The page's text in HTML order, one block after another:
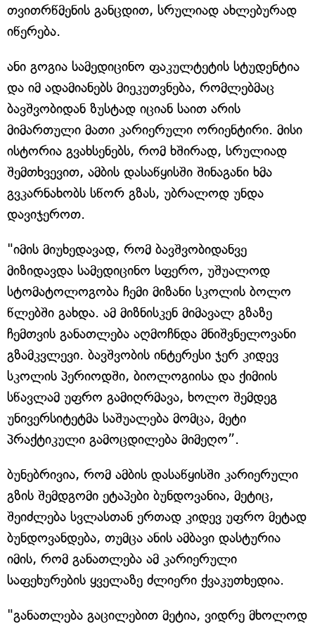
თვითრწმენის განცდით, სრულიად ახლებურად
იწერება.
ანი გოგია სამედიცინო ფაკულტეტის სტუდენტია
და იმ ადამიანებს მიეკუთვნება, რომლებმაც
ბავშვობიდან ზუსტად იციან საით არის
მიმართული მათი კარიერული ორიენტირი. მისი
ისტორია გვახსენებს, რომ ხშირად, სრულიად
შემთხვევით, ამბის დასაწყისში შინაგანი ხმა
გვკარნახობს სწორ გზას, უბრალოდ უნდა
დავიჯეროთ.
"იმის მიუხედავად, რომ ბავშვობიდანვე
მიზიდავდა სამედიცინო სფერო, უშუალოდ
სტომატოლოგობა ჩემი მიზანი სკოლის ბოლო
წლებში გახდა. ამ მიზნისკენ მიმავალ გზაზე
ჩემთვის განათლება აღმოჩნდა მნიშვნელოვანი
გზამკვლევი. ბავშვობის ინტერესი ჯერ კიდევ
სკოლის პერიოდში, ბიოლოგიისა და ქიმიის
სწავლამ უფრო გამიღრმავა, ხოლო შემდეგ
უნივერსიტეტმა საშუალება მომცა, მეტი
პრაქტიკული გამოცდილება მიმეღო”.
ბუნებრივია, რომ ამბის დასაწყისში კარიერული
გზის შემდგომი ეტაპები ბუნდოვანია, მეტიც,
შეიძლება სვლასთან ერთად კიდევ უფრო მეტად
ბუნდოვანდება, თუმცა ანის ამბავი დასტურია
იმის, რომ განათლება ამ კარიერული
საფეხურების ყველაზე ძლიერი ქვაკუთხედია.
"განათლება გაცილებით მეტია, ვიდრე მხოლოდ